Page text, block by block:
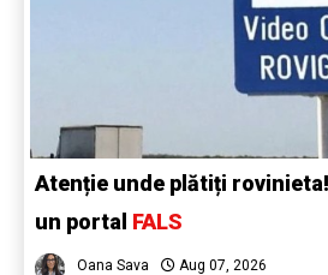
Atenție unde plătiți
un portal FALS
Oana Sava Aug 07, 2026